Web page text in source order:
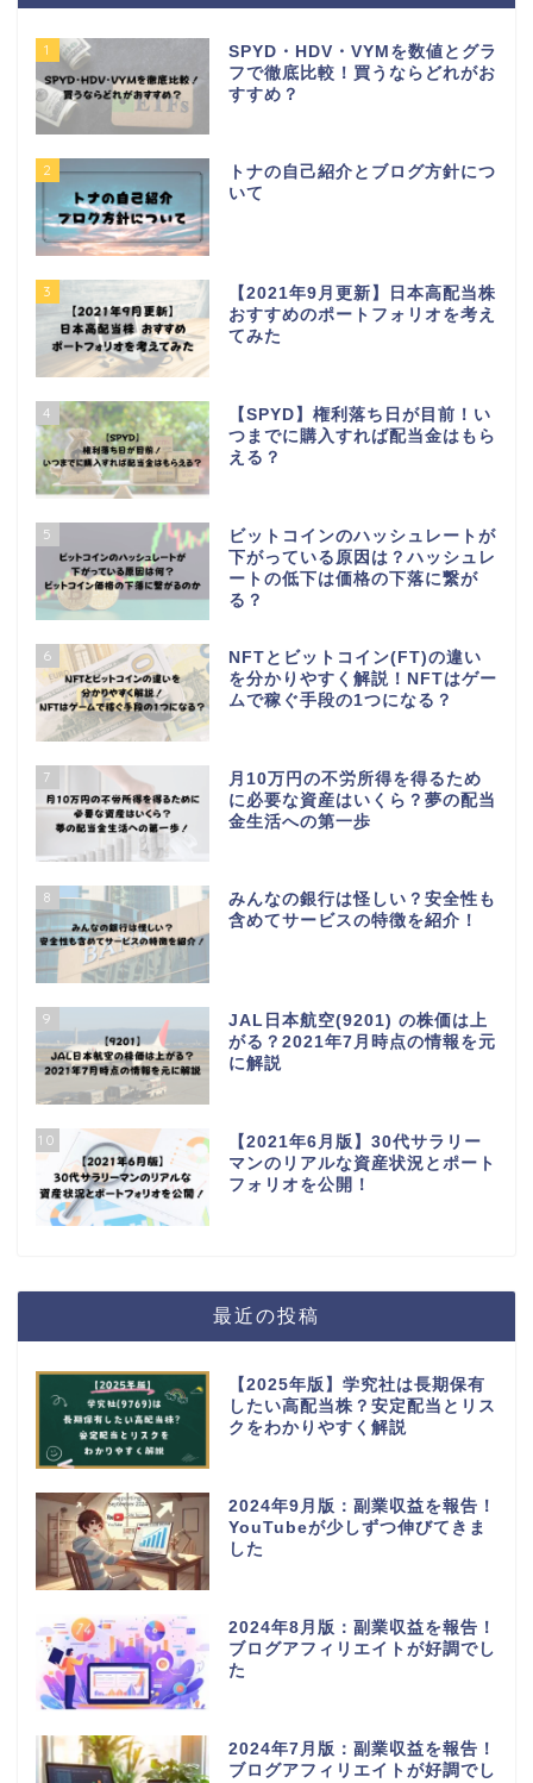
1
SPYD・HDV・VYMを数値とグラ
フで徹底比較！買うならどれがお
すすめ？
2
トナの自己紹介とブログ方針につ
いて
3
【2021年9月更新】日本高配当株
おすすめのポートフォリオを考え
てみた
4
【SPYD】権利落ち日が目前！い
つまでに購入すれば配当金はもら
える？
5
ビットコインのハッシュレートが
下がっている原因は？ハッシュレ
ートの低下は価格の下落に繋が
る？
6
NFTとビットコイン(FT)の違い
を分かりやすく解説！NFTはゲー
ムで稼ぐ手段の1つになる？
7
月10万円の不労所得を得るため
に必要な資産はいくら？夢の配当
金生活への第一歩
8
みんなの銀行は怪しい？安全性も
含めてサービスの特徴を紹介！
9
JAL日本航空(9201) の株価は上
がる？2021年7月時点の情報を元
に解説
10
【2021年6月版】30代サラリー
マンのリアルな資産状況とポート
フォリオを公開！
最近の投稿
【2025年版】学究社は長期保有
したい高配当株？安定配当とリス
クをわかりやすく解説
2024年9月版：副業収益を報告！
YouTubeが少しずつ伸びてきま
した
2024年8月版：副業収益を報告！
ブログアフィリエイトが好調でし
た
2024年7月版：副業収益を報告！
ブログアフィリエイトが好調でし